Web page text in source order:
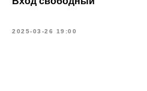
2025-03-26 19:00